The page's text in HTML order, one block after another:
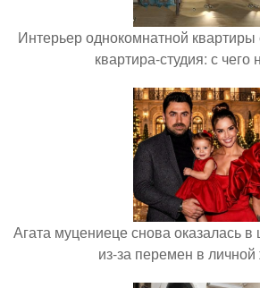
Интерьер однокомнатной квартиры
квартира-студия: с чего
Агата муцениеце снова оказалась
из-за перемен в личной